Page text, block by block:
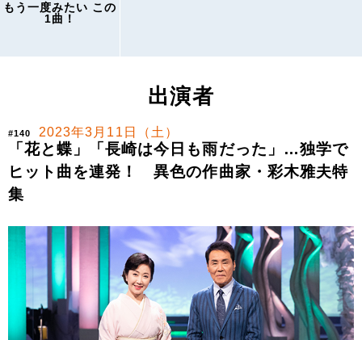
もう一度みたい この
1曲！
出演者
#140 2023年3月11日（土）
「花と蝶」「長崎は今日も雨だった」…独学で
ヒット曲を連発！ 異色の作曲家・彩木雅夫特
集